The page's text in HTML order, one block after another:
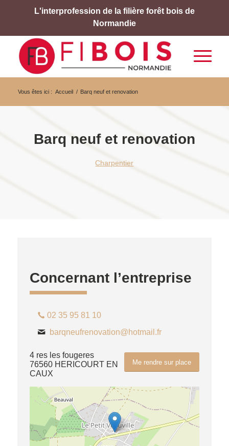
L'interprofession de la filière forêt bois de
Normandie
Vous êtes ici : Accueil / Barq neuf et renovation
Barq neuf et renovation
Charpentier
Concernant l’entreprise
02 35 95 81 10
barqneufrenovation@hotmail.fr
Me rendre sur place
4 res les fougeres
76560 HERICOURT EN
CAUX